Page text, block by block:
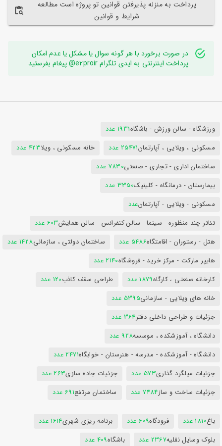
پرداخت به منزله پذیرفتن قوانین تو پروژه است مطالعه
شرایط و قوانین
در صورت برخورد با هر گونه سوال یا مشکل یا عدم امکان
پرداخت اینترنتی به ایدی تلگرام e2proir@ پیغام بفرستید
ورزشگاه - سالن ورزش - باشگاه1931 عدد
مسکونی ، ویلایی ، آپارتمان25471 عدد خانه مسکونی ، ویلا423 عدد
ساختمان اداری - تجاری - صنعتی7830 عدد
بیمارستان - درمانگاه - کلینیک3350 عدد
مسکونی - ویلایی - آپارتمانعدد
تئاتر چند منظوره - سینما - سالن کنفرانس - سالن همایش603 عدد
هتل - رستوران - اقامتگاه5486 عدد ساختمان دولتی ، سازمانی1428 عدد
هایپر مارکت - مرکز خرید - فروشگاه2140 عدد
کارخانه صنعتی ، کارگاه1879 عدد طراحی سقف کاذب120 عدد
خانه های ویلایی - سازمانی5395 عدد
جزئیات و طراحی داخلی دفتر364 عدد
دانشگاه ، آموزشکده ، موسسه928 عدد
دانشگاه - آموزشکده - مدرسه - هنرستان - خوابگاه2471 عدد
جزئیات میلگرد گذاری573 عدد جزئیات جاده سازی263 عدد
جزئیات ساخت و ساز7484 عدد ساختمان مرتفع691 عدد
باغ1810 عدد فرودگاه609 عدد برنامه ریزی شهری1614 عدد
بلوک وسایل نقلیه2367 عدد باشگاه409 عدد